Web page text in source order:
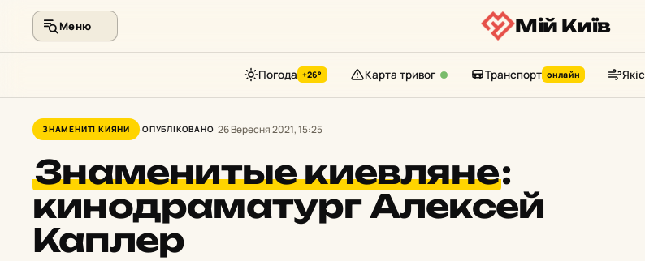
контенту
Меню Мій Київ
Погода +26° Карта тривог Транспорт онлайн
ЗНАМЕНИТІ КИЯНИ ОПУБЛІКОВАНО 26 Вересня 2021, 15:25
Знаменитые киевляне:
кинодраматург Алексей
Каплер